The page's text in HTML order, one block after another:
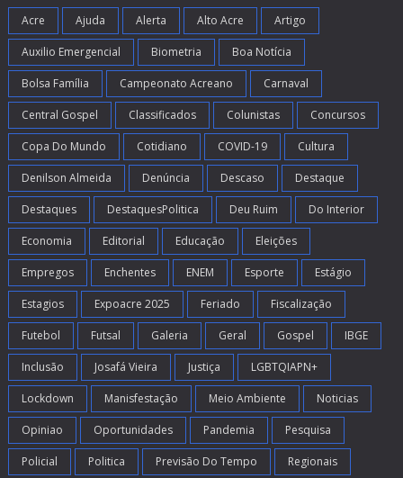
Acre Ajuda Alerta Alto Acre Artigo
Auxilio Emergencial Biometria Boa Notícia
Bolsa Família Campeonato Acreano Carnaval
Central Gospel Classificados Colunistas Concursos
Copa Do Mundo Cotidiano COVID-19 Cultura
Denilson Almeida Denúncia Descaso Destaque
Destaques DestaquesPolitica Deu Ruim Do Interior
Economia Editorial Educação Eleições
Empregos Enchentes ENEM Esporte Estágio
Estagios Expoacre 2025 Feriado Fiscalização
Futebol Futsal Galeria Geral Gospel IBGE
Inclusão Josafá Vieira Justiça LGBTQIAPN+
Lockdown Manisfestação Meio Ambiente Noticias
Opiniao Oportunidades Pandemia Pesquisa
Policial Politica Previsão Do Tempo Regionais